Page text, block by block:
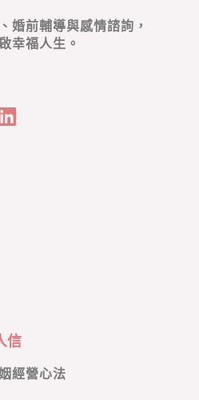
婚前輔導與感情諮詢，
幸福人生。
信
經營心法